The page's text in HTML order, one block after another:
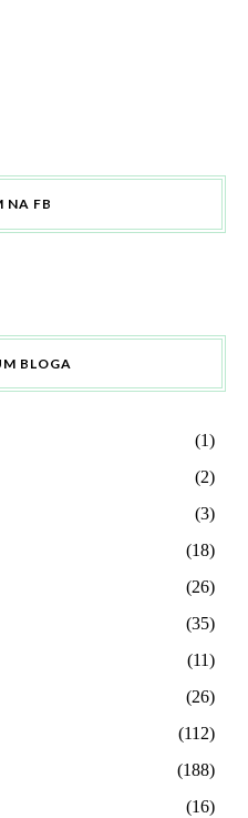
NA FB
BLOGA
(1)
(2)
(3)
(18)
(26)
(35)
(11)
(26)
(112)
(188)
(16)